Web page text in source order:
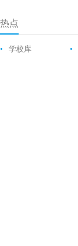
热点
• 学校库 •